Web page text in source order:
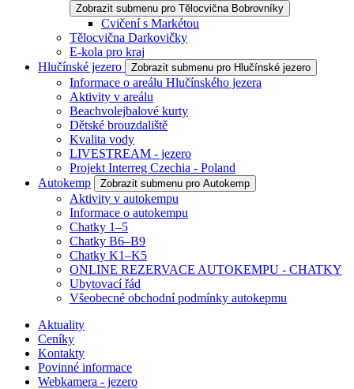
Zobrazit submenu pro Tělocvična Bobrovníky
Cvičení s Markétou
Tělocvična Darkovičky
E-kola pro kraj
Hlučínské jezero
Zobrazit submenu pro Hlučínské jezero
Informace o areálu Hlučínského jezera
Aktivity v areálu
Beachvolejbalové kurty
Dětské brouzdaliště
Kvalita vody
LIVESTREAM - jezero
Projekt Interreg Czechia - Poland
Autokemp
Zobrazit submenu pro Autokemp
Aktivity v autokempu
Informace o autokempu
Chatky 1–5
Chatky B6–B9
Chatky K1–K5
ONLINE REZERVACE AUTOKEMPU - CHATKY
Ubytovací řád
Všeobecné obchodní podmínky autokepmu
Aktuality
Ceníky
Kontakty
Povinné informace
Webkamera - jezero